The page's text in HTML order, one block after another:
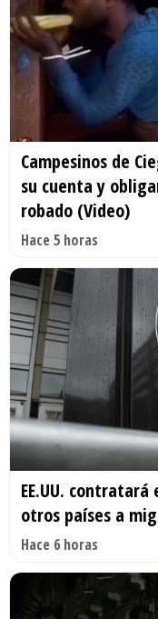
Campesinos de
su cuenta y
robado (Video)
Hace 5 horas
EE.UU.
otros países a
Hace 6 horas